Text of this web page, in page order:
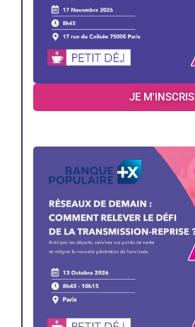
JE M'INSCRIS